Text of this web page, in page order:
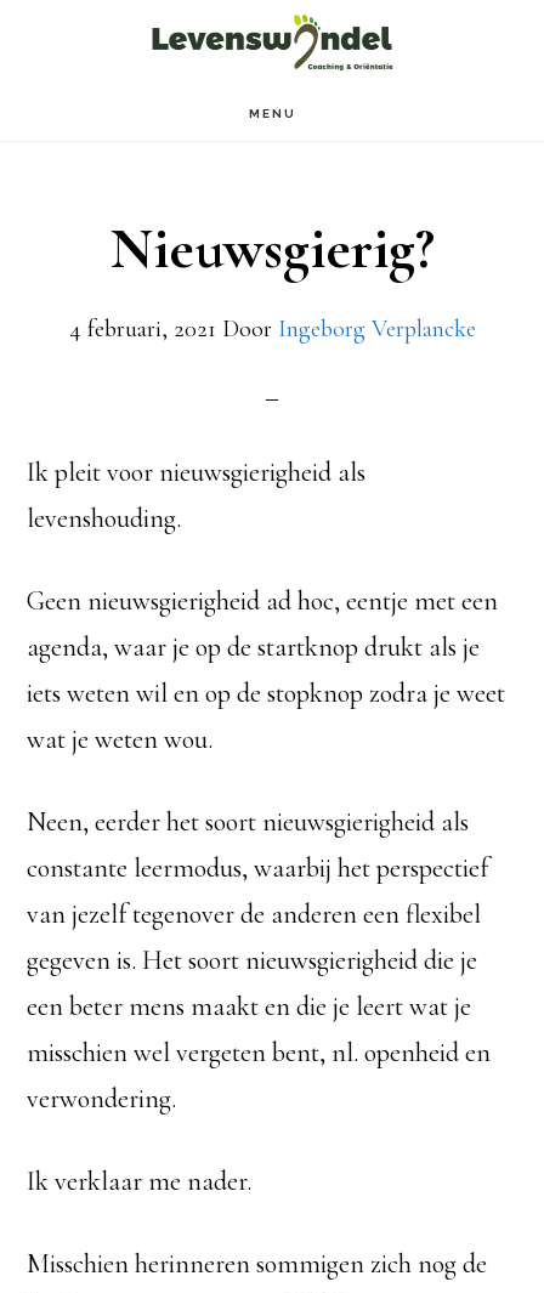
MENU
Nieuwsgierig?
4 februari, 2021 Door Ingeborg Verplancke
Ik pleit voor nieuwsgierigheid als
levenshouding.
Geen nieuwsgierigheid ad hoc, eentje met een
agenda, waar je op de startknop drukt als je
iets weten wil en op de stopknop zodra je weet
wat je weten wou.
Neen, eerder het soort nieuwsgierigheid als
constante leermodus, waarbij het perspectief
van jezelf tegenover de anderen een flexibel
gegeven is. Het soort nieuwsgierigheid die je
een beter mens maakt en die je leert wat je
misschien wel vergeten bent, nl. openheid en
verwondering.
Ik verklaar me nader.
Misschien herinneren sommigen zich nog de